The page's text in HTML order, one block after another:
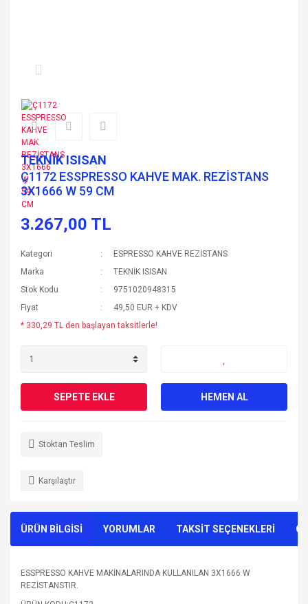
TEKNİK ISISAN
Ç1172 ESSPRESSO KAHVE MAK. REZİSTANS
3X1666 W 59 CM
3.267,00 TL
Kategori
ESPRESSO KAHVE REZİSTANS
Marka
TEKNİK ISISAN
Stok Kodu
9751020948315
Fiyat
49,50 EUR + KDV
* 330,29 TL den başlayan taksitlerle!
SEPETE EKLE HEMEN AL
Stoktan Teslim
Karşılaştır
ÜRÜN BİLGİSİ YORUMLAR TAKSİT SEÇENEKLERİ
ESSPRESSO KAHVE MAKİNALARINDA KULLANILAN 3X1666 W
REZİSTANSTIR.